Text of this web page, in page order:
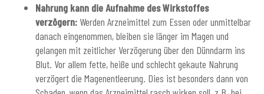
Nahrung kann die Aufnahme des Wirkstoffes
verzögern: Werden Arzneimittel zum Essen oder unmittelbar
danach eingenommen, bleiben sie länger im Magen und
gelangen mit zeitlicher Verzögerung über den Dünndarm ins
Blut. Vor allem fette, heiße und schlecht gekaute Nahrung
verzögert die Magenentleerung. Dies ist besonders dann von